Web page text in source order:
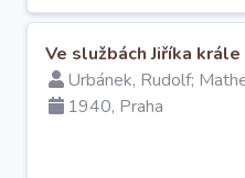
Ve službách Jiříka
Urbánek, Rudolf;
1940, Praha